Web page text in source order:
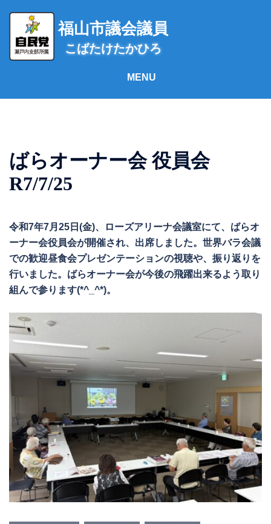
ス
福山市議会議員
こばたけたかひろ
ばらオーナー会 役員会
R7/7/25
令和7年7月25日(金)、ローズアリーナ会議室にて、ばらオ
ーナー会役員会が開催され、出席しました。世界バラ会議
での歓迎昼食会プレゼンテーションの視聴や、振り返りを
行いました。ばらオーナー会が今後の飛躍出来るよう取り
組んで参ります(*^_^*)。